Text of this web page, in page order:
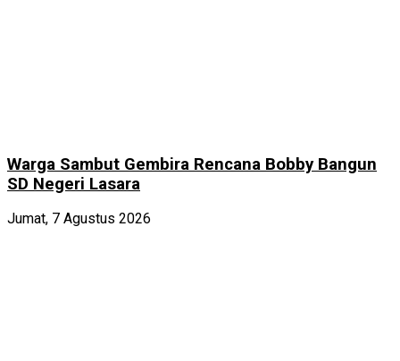
Warga Sambut Gembira Rencana Bobby Bangun
SD Negeri Lasara
Jumat, 7 Agustus 2026